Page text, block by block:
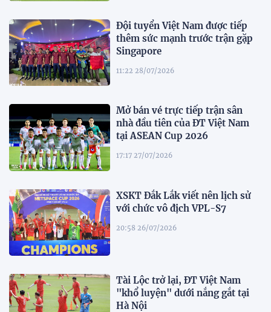
Đội tuyển Việt Nam được tiếp
thêm sức mạnh trước trận gặp
Singapore
11:22 28/07/2026
Mở bán vé trực tiếp trận sân
nhà đầu tiên của ĐT Việt Nam
tại ASEAN Cup 2026
17:17 27/07/2026
XSKT Đắk Lắk viết nên lịch sử
với chức vô địch VPL-S7
20:58 26/07/2026
Tài Lộc trở lại, ĐT Việt Nam
"khổ luyện" dưới nắng gắt tại
Hà Nội